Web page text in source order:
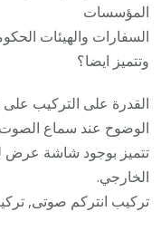
المؤسسات
السفارات والهيئات
وتتميز ايضا؟
القدرة على التركيب
الوضوح عند سماع
تتميز بوجود شاشة عرض
الخارجي.
تركيب انتركم صوتى,